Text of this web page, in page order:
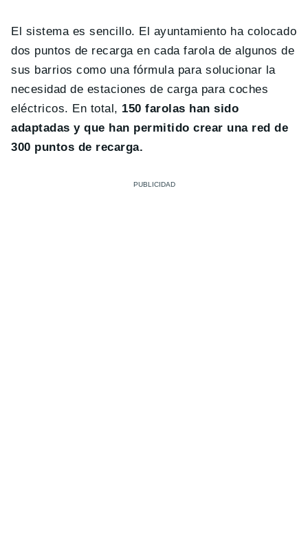
El sistema es sencillo. El ayuntamiento ha colocado
dos puntos de recarga en cada farola de algunos de
sus barrios como una fórmula para solucionar la
necesidad de estaciones de carga para coches
eléctricos. En total, 150 farolas han sido
adaptadas y que han permitido crear una red de
300 puntos de recarga.